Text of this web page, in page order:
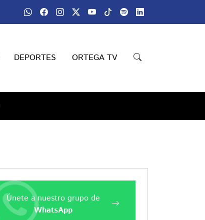
DEPORTES ORTEGA TV
Únete a nuestro grupo de
WhatsApp